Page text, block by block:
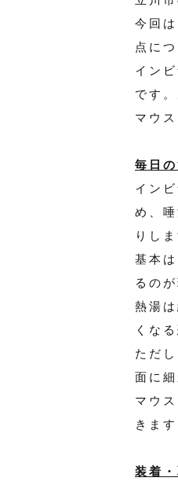
今回
点に
イン
です
マウ
毎日
イン
め、
りし
基本
るの
熱湯
くな
ただ
面に
マウ
きま
装着